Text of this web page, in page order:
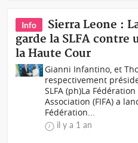
Info
Sierra Leone :
garde la SLFA
la Haute Cour
Gianni Infantino, et
respectivement
SLFA (ph)La
Association (FIFA) a
Fédération...
il y a 1 an